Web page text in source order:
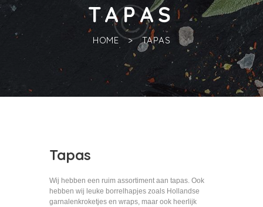
TAPAS
HOME TAPAS
Tapas
Wij hebben een ruim assortiment aan tapas. Ook
hebben wij leuke borrelhapjes zoals Hollandse
garnalenkroketjes en wraps, maar ook heerlijk